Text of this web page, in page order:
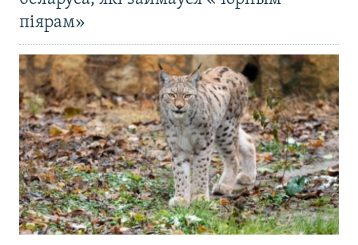
піярам»